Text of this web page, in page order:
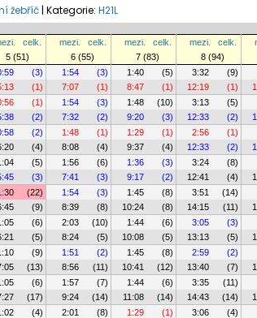
žebříč | Kategorie: H21L
celk. mezi. celk. mezi. celk. mezi. celk.
5 (51) 6 (55) 7 (83) 8 (94)
(3) 1:54 (3) 1:40 (5) 3:32 (9)
(1) 7:07 (1) 8:47 (1) 12:19 (1)
(1) 1:54 (3) 1:48 (10) 3:13 (5)
(2) 7:32 (2) 9:20 (3) 12:33 (2)
(2) 1:48 (1) 1:29 (1) 2:56 (1)
(4) 8:08 (4) 9:37 (4) 12:33 (2)
(5) 1:56 (6) 1:36 (3) 3:24 (8)
(3) 7:41 (3) 9:17 (2) 12:41 (4)
(22) 1:54 (3) 1:45 (8) 3:51 (14)
(9) 8:39 (8) 10:24 (8) 14:15 (11)
(6) 2:03 (10) 1:44 (6) 3:05 (3)
(5) 8:24 (5) 10:08 (5) 13:13 (5)
(9) 1:51 (2) 1:45 (8) 2:59 (2)
(13) 8:56 (11) 10:41 (12) 13:40 (7)
(6) 1:57 (7) 1:44 (6) 3:35 (11)
(17) 9:24 (14) 11:08 (14) 14:43 (14)
(4) 2:01 (8) 1:29 (1) 3:06 (4)